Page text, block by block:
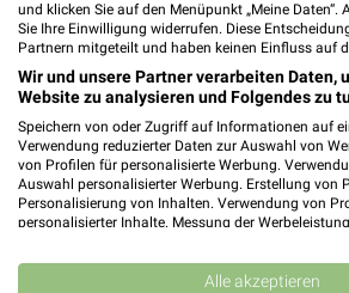
4,4 km
Super Sale
und klicken Sie auf den Menüpunkt „Meine Daten“.
Sie Ihre Einwilligung widerrufen. Diese
Partnern mitgeteilt und haben keinen Einfluss auf
Wir und unsere Partner verarbeiten Daten,
Website zu analysieren und Folgendes zu
Speichern von oder Zugriff auf Informationen auf
Verwendung reduzierter Daten zur Auswahl von
von Profilen für personalisierte Werbung.
Auswahl personalisierter Werbung. Erstellung von
Personalisierung von Inhalten. Verwendung von
personalisierter Inhalte. Messung der
Kombinationen von Daten aus verschiedenen
Verbesserung der Angebote. Verwendung
Alle akzeptieren